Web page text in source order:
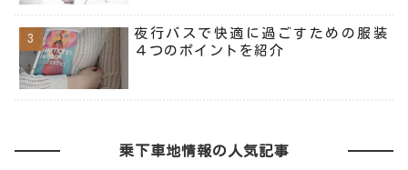
夜行バスで快適に過ごすための服装
４つのポイントを紹介
乗下車地情報の人気記事